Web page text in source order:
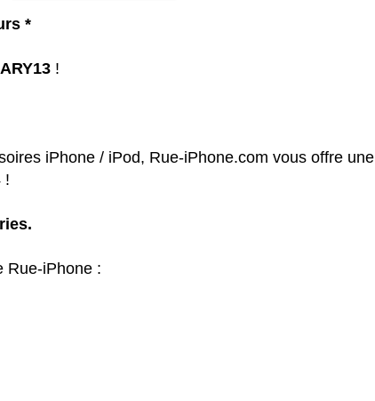
*
ARY13 !
iPhone / iPod, Rue-iPhone.com vous offre une
!
Rue-iPhone :